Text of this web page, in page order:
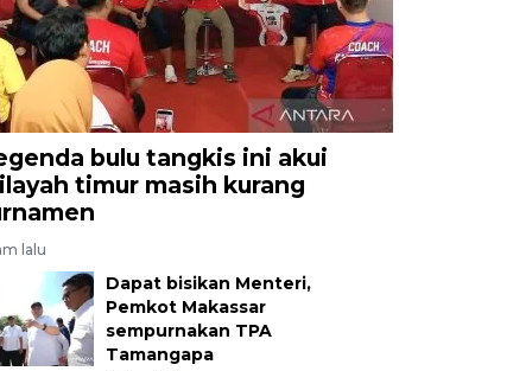
bulu tangkis ini akui
timur masih kurang
lalu
Dapat bisikan Menteri,
Pemkot Makassar
sempurnakan TPA
Tamangapa